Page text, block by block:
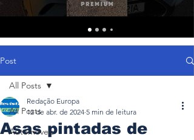
Post
All Posts
Automóveis
All Posts
Asas pintadas de
Redação Europa
12 de abr. de 2024 5 min de leitura